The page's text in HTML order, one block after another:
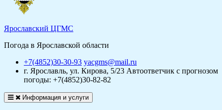
Ярославский ЦГМС
Погода в Ярославской области
+7(4852)30-30-93 yacgms@mail.ru
г. Ярославль, ул. Кирова, 5/23 Автоответчик с прогнозом
погоды: +7(4852)30-82-82
Информация и услуги